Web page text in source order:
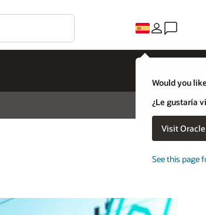
Would you
¿Le gustaría
Visit
See this page